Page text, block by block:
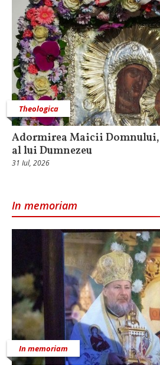
Theologica
Adormirea Maicii Domnului,
al lui Dumnezeu
31 Iul, 2026
In memoriam
In memoriam